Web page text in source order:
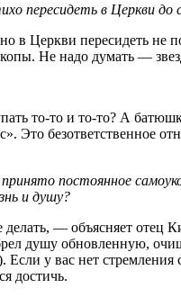
в Церкви до
в Церкви пересидеть
Не надо думать —
то-то и то-то? А
Это безответственное
постоянное
и душу?
делать, — объясняет
душу обновленную,
Если у вас нет
достичь.